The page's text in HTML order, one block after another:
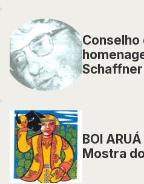
Conselho
Schaffner
BOI
Mostra